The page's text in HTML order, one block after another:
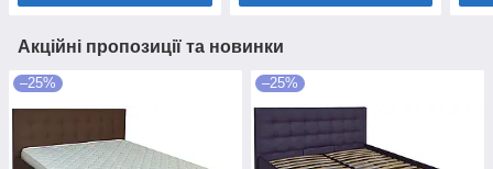
Акційні пропозиції та новинки
–25% –25%